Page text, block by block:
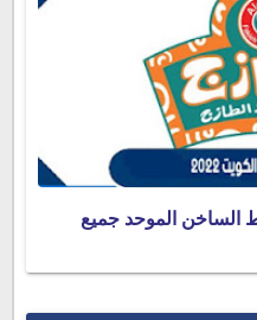
الساخن الموحد جميع